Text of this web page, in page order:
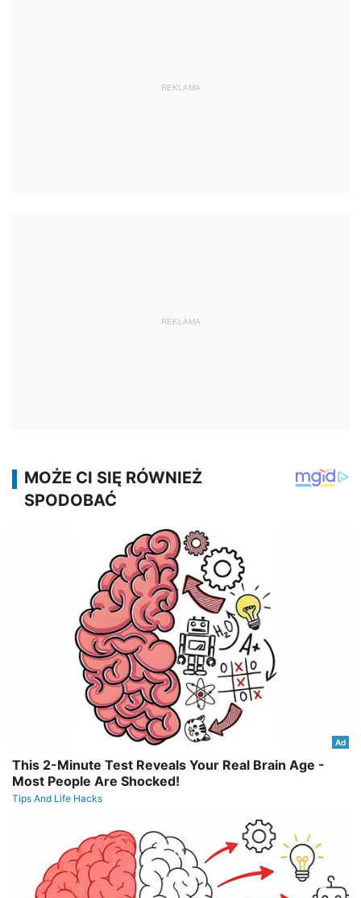
REKLAMA
REKLAMA